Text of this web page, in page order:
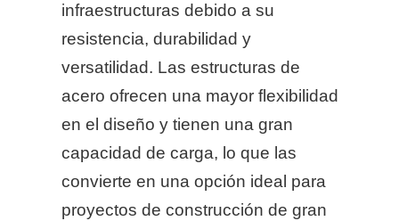
infraestructuras debido a su
resistencia, durabilidad y
versatilidad. Las estructuras de
acero ofrecen una mayor flexibilidad
en el diseño y tienen una gran
capacidad de carga, lo que las
convierte en una opción ideal para
proyectos de construcción de gran